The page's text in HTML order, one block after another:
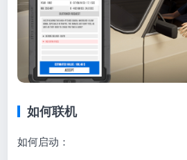
如何联机
如何启动：